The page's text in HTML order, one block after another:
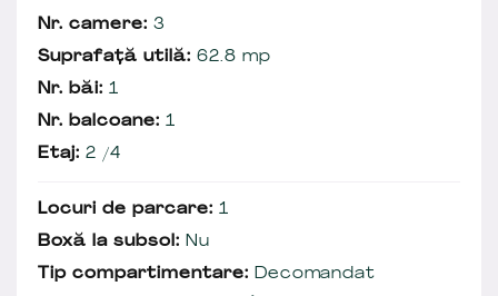
Nr. camere: 3
Suprafață utilă: 62.8 mp
Nr. băi: 1
Nr. balcoane: 1
Etaj: 2 /4
Locuri de parcare: 1
Boxă la subsol: Nu
Tip compartimentare: Decomandat